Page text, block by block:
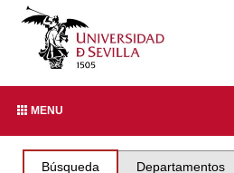
MENU
Búsqueda Departamentos